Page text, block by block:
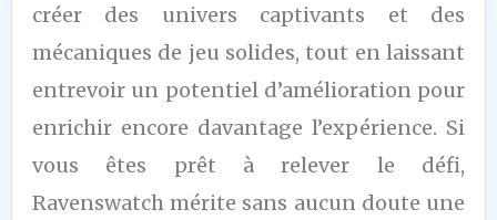
créer des univers captivants et des
mécaniques de jeu solides, tout en laissant
entrevoir un potentiel d’amélioration pour
enrichir encore davantage l’expérience. Si
vous êtes prêt à relever le défi,
Ravenswatch mérite sans aucun doute une